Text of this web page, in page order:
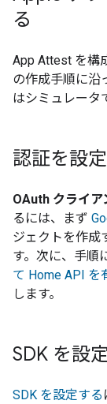
る
App Attest を構
の作成手順に沿
はシミュレータ
認証を設
OAuth クライア
るには、まず
ジェクトを作成
す。次に、手順
て Home API を
します。
SDK を設
SDK を設定する